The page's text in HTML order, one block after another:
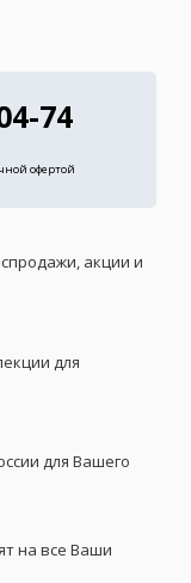
74
офертой
акции и
для
для Вашего
на все Ваши